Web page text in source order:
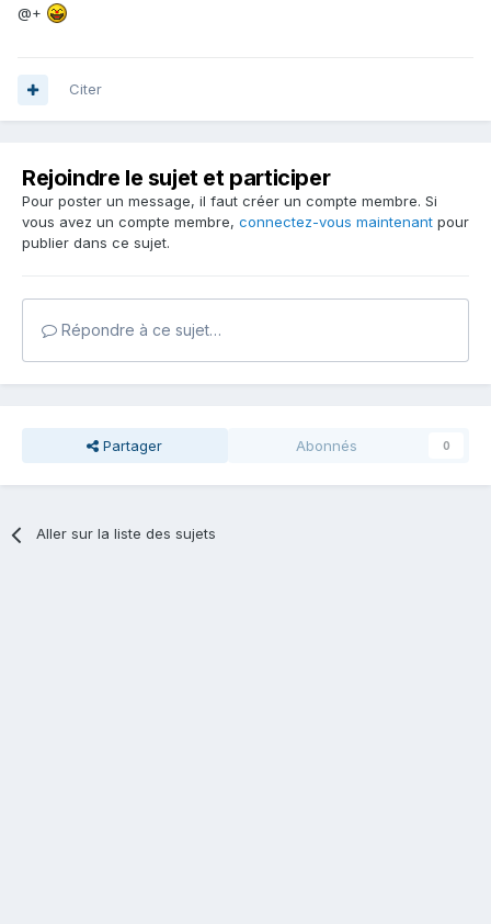
@+
Citer
Rejoindre le sujet et participer
Pour poster un message, il faut créer un compte membre. Si
vous avez un compte membre, connectez-vous maintenant pour
publier dans ce sujet.
Répondre à ce sujet…
Partager Abonnés 0
Aller sur la liste des sujets